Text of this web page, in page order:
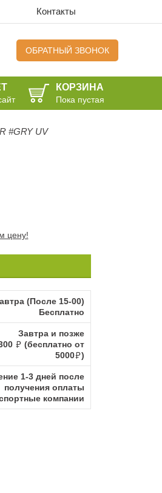
Контакты
ОБРАТНЫЙ ЗВОНОК
КОРЗИНА
Пока пустая
#GRY UV
цену!
(После 15-00)
Бесплатно
Завтра и позже
(бесплатно от
5000
)
1-3 дней после
получения оплаты
компании